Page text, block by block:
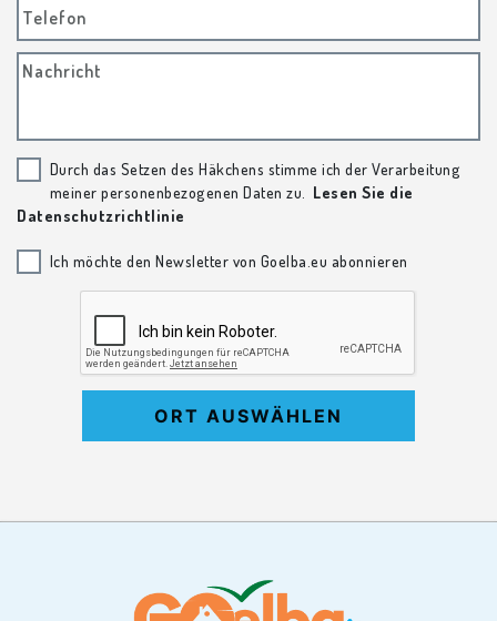
Telefon
Nachricht
Durch das Setzen des Häkchens stimme ich der Verarbeitung
meiner personenbezogenen Daten zu.
Lesen Sie die
Datenschutzrichtlinie
Ich möchte den Newsletter von Goelba.eu abonnieren
ORT AUSWÄHLEN